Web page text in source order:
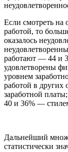
Если смотреть на
работой, то
оказалось
работают — 44 и
удовлетворены
уровнем
работой в других
заработной
40 и 36% —
Дальнейший
статистически